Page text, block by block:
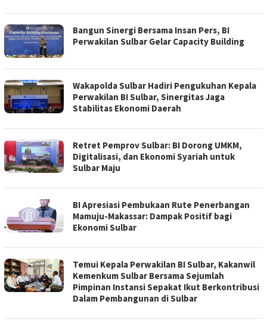
Bangun Sinergi Bersama Insan Pers, BI
Perwakilan Sulbar Gelar Capacity Building
Wakapolda Sulbar Hadiri Pengukuhan Kepala
Perwakilan BI Sulbar, Sinergitas Jaga
Stabilitas Ekonomi Daerah
Retret Pemprov Sulbar: BI Dorong UMKM,
Digitalisasi, dan Ekonomi Syariah untuk
Sulbar Maju
BI Apresiasi Pembukaan Rute Penerbangan
Mamuju-Makassar: Dampak Positif bagi
Ekonomi Sulbar
Temui Kepala Perwakilan BI Sulbar, Kakanwil
Kemenkum Sulbar Bersama Sejumlah
Pimpinan Instansi Sepakat Ikut Berkontribusi
Dalam Pembangunan di Sulbar